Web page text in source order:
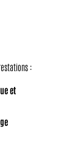
:
et